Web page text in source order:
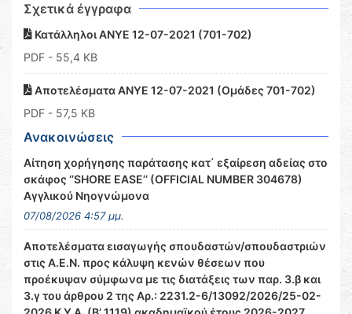
Σχετικά έγγραφα
Κατάλληλοι ΑΝΥΕ 12-07-2021 (701-702)
PDF - 55,4 KB
Αποτελέσματα ΑΝΥΕ 12-07-2021 (Ομάδες 701-702)
PDF - 57,5 KB
Ανακοινώσεις
Αίτηση χορήγησης παράτασης κατ΄ εξαίρεση αδείας στο
σκάφος ‘’SHORE EASE’’ (OFFICIAL NUMBER 304678)
Αγγλικού Νηογνώμονα
07/08/2026 4:57 μμ.
Αποτελέσματα εισαγωγής σπουδαστών/σπουδαστριών
στις Α.Ε.Ν. προς κάλυψη κενών θέσεων που
προέκυψαν σύμφωνα με τις διατάξεις των παρ. 3.β και
3.γ του άρθρου 2 της Αρ.: 2231.2-6/13092/2026/25-02-